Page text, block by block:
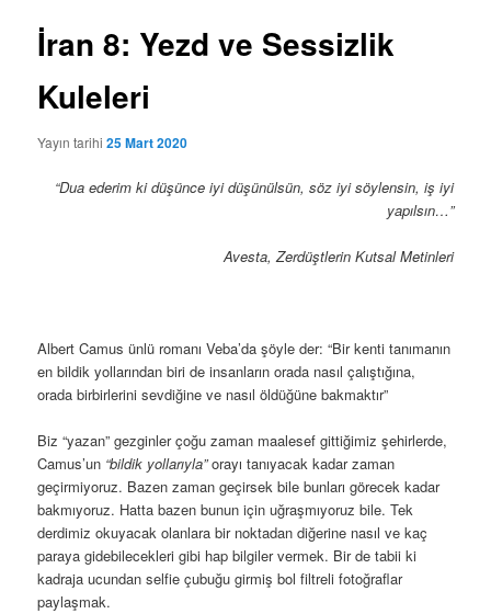
İran 8: Yezd ve Sessizlik
Kuleleri
Yayın tarihi25 Mart 2020
“Dua ederim ki düşünce iyi düşünülsün, söz iyi söylensin, iş iyi
yapılsın…”
Avesta, Zerdüştlerin Kutsal Metinleri
Albert Camus ünlü romanı Veba’da şöyle der: “Bir kenti tanımanın
en bildik yollarından biri de insanların orada nasıl çalıştığına,
orada birbirlerini sevdiğine ve nasıl öldüğüne bakmaktır”
Biz “yazan” gezginler çoğu zaman maalesef gittiğimiz şehirlerde,
Camus’un “bildik yollarıyla”orayı tanıyacak kadar zaman
geçirmiyoruz. Bazen zaman geçirsek bile bunları görecek kadar
bakmıyoruz. Hatta bazen bunun için uğraşmıyoruz bile. Tek
derdimiz okuyacak olanlara bir noktadan diğerine nasıl ve kaç
paraya gidebilecekleri gibi hap bilgiler vermek. Bir de tabii ki
kadraja ucundan selfie çubuğu girmiş bol filtreli fotoğraflar
paylaşmak.